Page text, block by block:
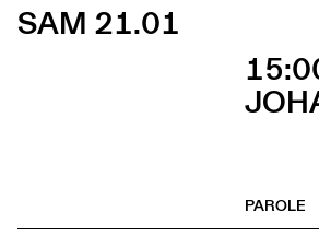
SAM 21.01
PAROLE